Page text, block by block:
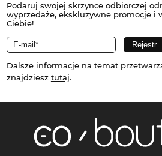
Podaruj swojej skrzynce odbiorczej
wyprzedaże, ekskluzywne promocje i
Ciebie!
Dalsze informacje na temat
znajdziesz tutaj.